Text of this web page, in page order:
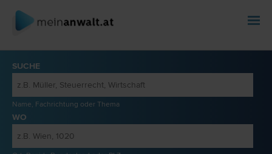
SUCHE
Name, Fachrichtung oder Thema
WO